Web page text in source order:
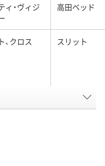
ィ・ヴィジ
高田ベッド
、クロス スリット